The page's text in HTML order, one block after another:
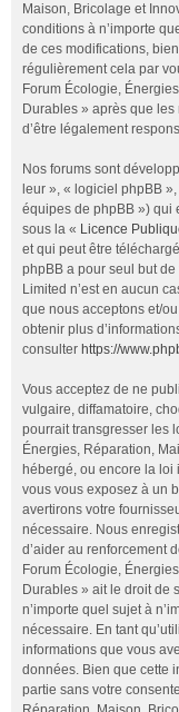
Maison, Bricolage et
conditions à n’importe
de ces modifications,
régulièrement cela par
Forum Écologie,
Durables » après que
d’être légalement
Nos forums sont
leur », « logiciel phpBB
équipes de phpBB ») qui
sous la « Licence
et qui peut être
phpBB a pour seul but
Limited n’est en aucun
que nous acceptons et/
obtenir plus
consulter https://
Vous acceptez de ne
vulgaire, diffamatoire,
pourrait transgresser les
Énergies, Réparation,
hébergé, ou encore la
vous vous exposez à un
avertirons votre
nécessaire. Nous
d’aider au renforcement
Forum Écologie,
Durables » ait le droit de
n’importe quel sujet à
nécessaire. En tant
informations que vous
données. Bien que cette
partie sans votre